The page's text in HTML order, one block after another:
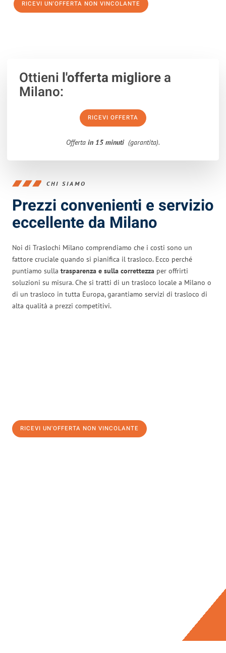
RICEVI UN'OFFERTA NON VINCOLANTE
Ottieni l'offerta migliorea
Milano:
RICEVI OFFERTA
Offerta in 15 minuti (garantita).
CHI SIAMO
Prezzi convenienti e servizio
eccellente da Milano
Noi di Traslochi Milano comprendiamo che i costi sono un
fattore cruciale quando si pianifica il trasloco. Ecco perché
puntiamo sulla trasparenza e sulla correttezza per offrirti
soluzioni su misura. Che si tratti di un trasloco locale a Milano o
di un trasloco in tutta Europa, garantiamo servizi di trasloco di
alta qualità a prezzi competitivi.
RICEVI UN'OFFERTA NON VINCOLANTE